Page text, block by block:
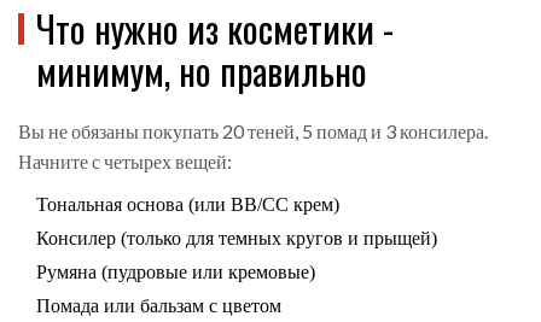
Что нужно из косметики -
минимум, но правильно
Вы не обязаны покупать 20 теней, 5 помад и 3 консилера.
Начните с четырех вещей:
Тональная основа (или BB/CC крем)
Консилер (только для темных кругов и прыщей)
Румяна (пудровые или кремовые)
Помада или бальзам с цветом